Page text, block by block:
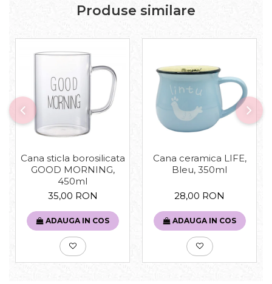
Produse similare
Cana sticla borosilicata
GOOD MORNING,
450ml
35,00 RON
ADAUGA IN COS
Cana ceramica LIFE,
Bleu, 350ml
28,00 RON
ADAUGA IN COS